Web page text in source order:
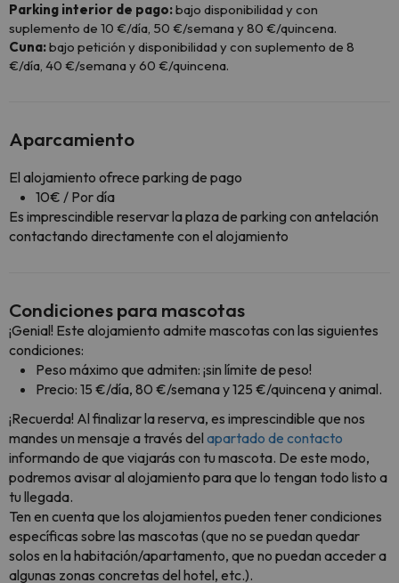
Parking interior de pago:bajo disponibilidad y con
suplemento de 10 €/día, 50 €/semana y 80 €/quincena.
Cuna:bajo petición y disponibilidad y con suplemento de 8
€/día, 40 €/semana y 60 €/quincena.
Aparcamiento
El alojamiento ofrece parking de pago
10€ / Por día
Es imprescindible reservar la plaza de parking con antelación
contactando directamente con el alojamiento
Condiciones para mascotas
¡Genial! Este alojamiento admite mascotas con las siguientes
condiciones:
Peso máximo que admiten: ¡sin límite de peso!
Precio: 15 €/día, 80 €/semana y 125 €/quincena y animal.
¡Recuerda! Al finalizar la reserva, es imprescindible que nos
mandes un mensaje a través del apartado de contacto
informando de que viajarás con tu mascota. De este modo,
podremos avisar al alojamiento para que lo tengan todo listo a
tu llegada.
Ten en cuenta que los alojamientos pueden tener condiciones
específicas sobre las mascotas (que no se puedan quedar
solos en la habitación/apartamento, que no puedan acceder a
algunas zonas concretas del hotel, etc.).